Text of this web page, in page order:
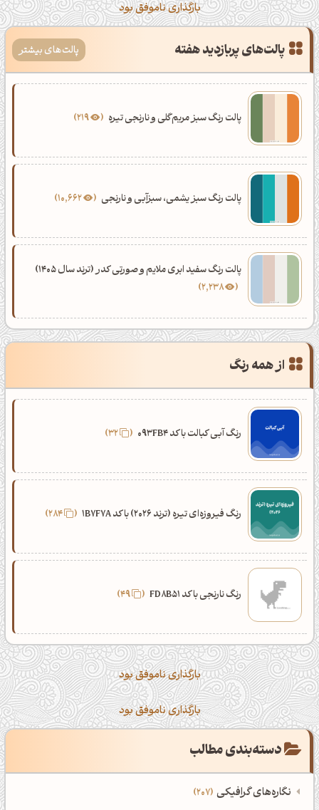
بارگذاری ناموفق بود
پالت‌های پربازدید هفته پالت‌های بیشتر
پالت رنگ سبز مریم‌گلی و نارنجی تیره 219
پالت رنگ سبز یشمی، سبزآبی و نارنجی 10,662
پالت رنگ سفید ابری ملایم و صورتی کدر (ترند سال 1405)
2,238
از همه رنگ
رنگ آبی کبالت با کد 093FB4 32
رنگ فیروزه‌ای تیره (ترند 2026) با کد 1B7F7A 284
رنگ نارنجی با کد FD8B51 49
بارگذاری ناموفق بود
بارگذاری ناموفق بود
دسته‌بندی مطالب
نگاره‌های گرافیکی 207